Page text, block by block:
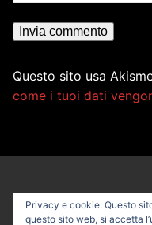
Questo sito usa
come i tuoi dati
Privacy e cookie: Questo
questo sito web, si accetta